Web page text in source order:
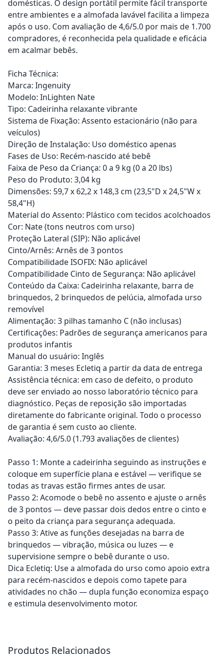
domésticas. O design portátil permite fácil transporte
entre ambientes e a almofada lavável facilita a limpeza
após o uso. Com avaliação de 4,6/5.0 por mais de 1.700
compradores, é reconhecida pela qualidade e eficácia
em acalmar bebês.
Ficha Técnica:
Marca: Ingenuity
Modelo: InLighten Nate
Tipo: Cadeirinha relaxante vibrante
Sistema de Fixação: Assento estacionário (não para
veículos)
Direção de Instalação: Uso doméstico apenas
Fases de Uso: Recém-nascido até bebê
Faixa de Peso da Criança: 0 a 9 kg (0 a 20 lbs)
Peso do Produto: 3,04 kg
Dimensões: 59,7 x 62,2 x 148,3 cm (23,5"D x 24,5"W x
58,4"H)
Material do Assento: Plástico com tecidos acolchoados
Cor: Nate (tons neutros com urso)
Proteção Lateral (SIP): Não aplicável
Cinto/Arnês: Arnês de 3 pontos
Compatibilidade ISOFIX: Não aplicável
Compatibilidade Cinto de Segurança: Não aplicável
Conteúdo da Caixa: Cadeirinha relaxante, barra de
brinquedos, 2 brinquedos de pelúcia, almofada urso
removível
Alimentação: 3 pilhas tamanho C (não inclusas)
Certificações: Padrões de segurança americanos para
produtos infantis
Manual do usuário: Inglês
Garantia: 3 meses Ecletiq a partir da data de entrega
Assistência técnica: em caso de defeito, o produto
deve ser enviado ao nosso laboratório técnico para
diagnóstico. Peças de reposição são importadas
diretamente do fabricante original. Todo o processo
de garantia é sem custo ao cliente.
Avaliação: 4,6/5.0 (1.793 avaliações de clientes)
Passo 1: Monte a cadeirinha seguindo as instruções e
coloque em superfície plana e estável — verifique se
todas as travas estão firmes antes de usar.
Passo 2: Acomode o bebê no assento e ajuste o arnês
de 3 pontos — deve passar dois dedos entre o cinto e
o peito da criança para segurança adequada.
Passo 3: Ative as funções desejadas na barra de
brinquedos — vibração, música ou luzes — e
supervisione sempre o bebê durante o uso.
Dica Ecletiq: Use a almofada do urso como apoio extra
para recém-nascidos e depois como tapete para
atividades no chão — dupla função economiza espaço
e estimula desenvolvimento motor.
Produtos Relacionados